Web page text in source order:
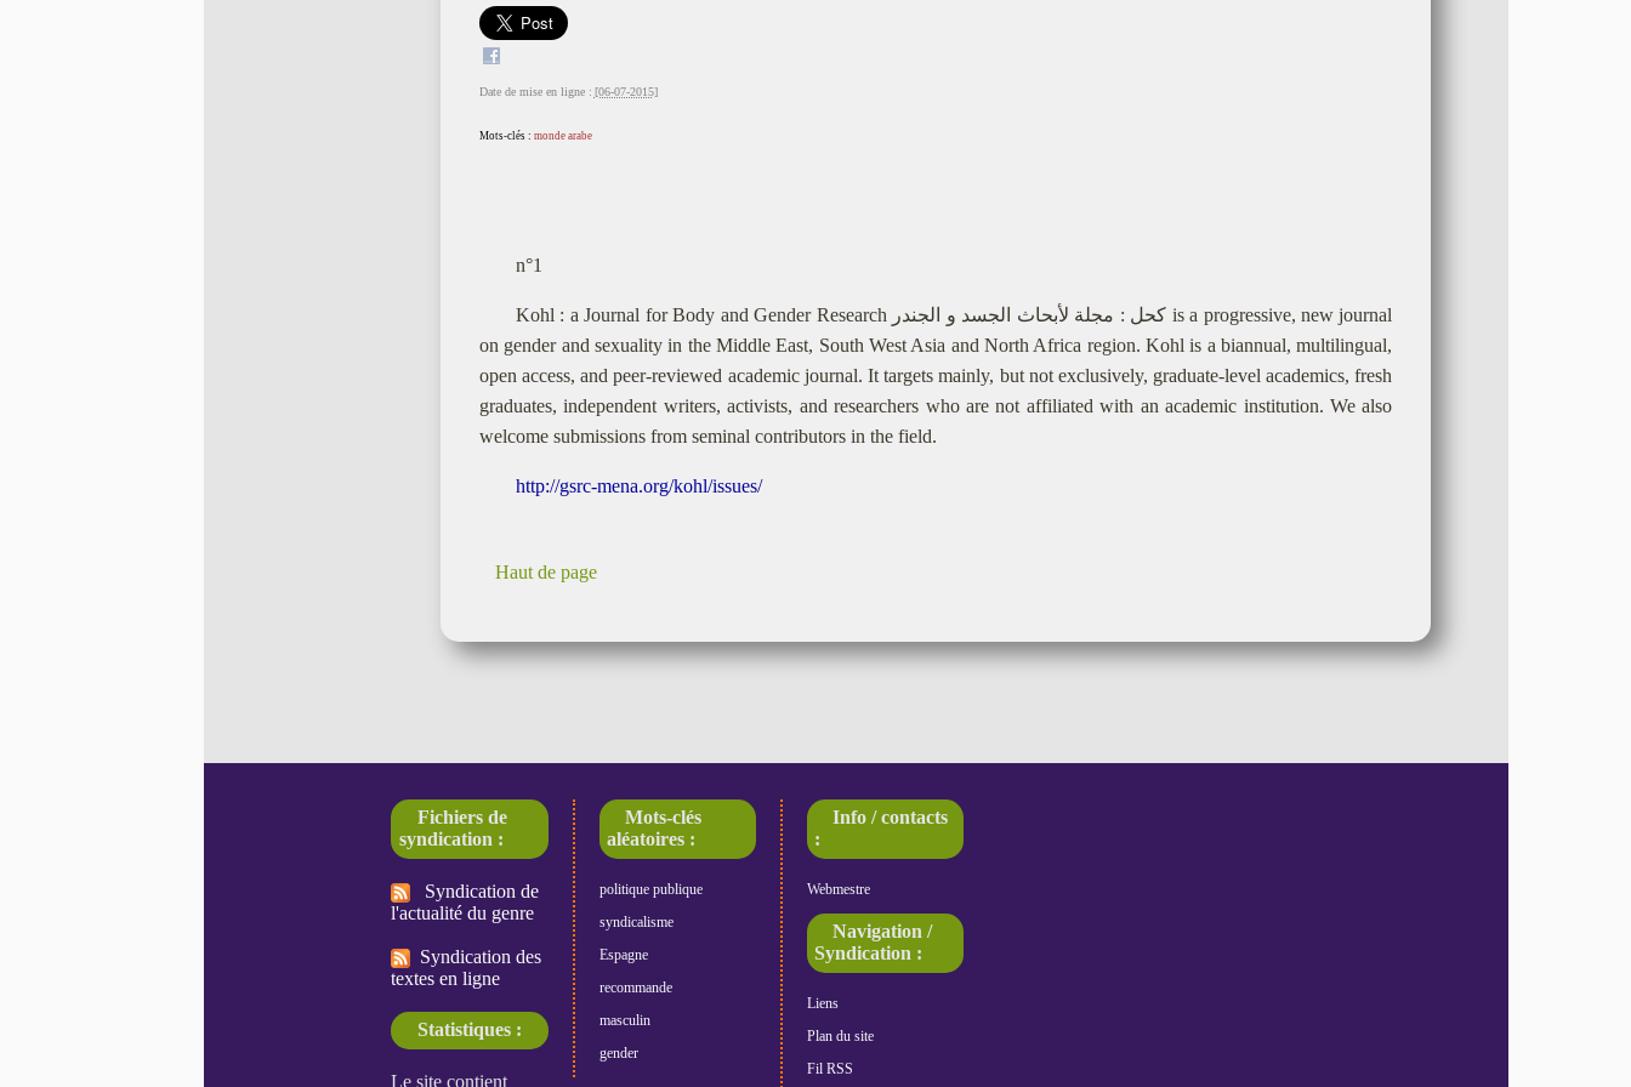
Date de mise en ligne : [06-07-2015]
Mots-clés : monde arabe
n°1
Kohl : a Journal for Body and Gender Research كحل : مجلة لأبحاث الجسد و الجندر is a progressive, new journal
on gender and sexuality in the Middle East, South West Asia and North Africa region. Kohl is a biannual, multilingual,
open access, and peer-reviewed academic journal. It targets mainly, but not exclusively, graduate-level academics, fresh
graduates, independent writers, activists, and researchers who are not affiliated with an academic institution. We also
welcome submissions from seminal contributors in the field.
http://gsrc-mena.org/kohl/issues/
Haut de page
Fichiers de
syndication :
Syndication de
l'actualité du genre
Syndication des
textes en ligne
Statistiques :
Mots-clés
aléatoires :
politique publique
syndicalisme
Espagne
recommande
masculin
gender
Info / contacts
:
Webmestre
Navigation /
Syndication :
Liens
Plan du site
Fil RSS